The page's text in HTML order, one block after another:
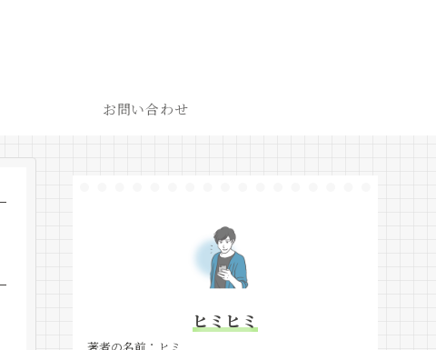
お問い合わせ
ヒミヒミ